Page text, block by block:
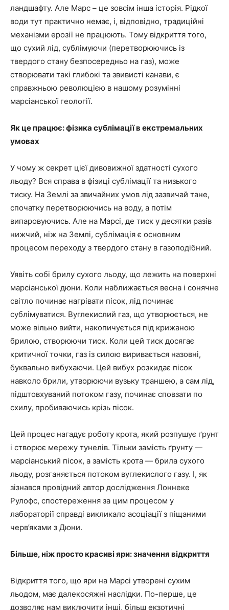
ландшафту. Але Марс – це зовсім інша історія. Рідкої
води тут практично немає, і, відповідно, традиційні
механізми ерозії не працюють. Тому відкриття того,
що сухий лід, сублімуючи (перетворюючись із
твердого стану безпосередньо на газ), може
створювати такі глибокі та звивисті канави, є
справжньою революцією в нашому розумінні
марсіанської геології.
Як це працює: фізика сублімації в екстремальних
умовах
У чому ж секрет цієї дивовижної здатності сухого
льоду? Вся справа в фізиці сублімації та низького
тиску. На Землі за звичайних умов лід зазвичай тане,
спочатку перетворюючись на воду, а потім
випаровуючись. Але на Марсі, де тиск у десятки разів
нижчий, ніж на Землі, сублімація є основним
процесом переходу з твердого стану в газоподібний.
Уявіть собі брилу сухого льоду, що лежить на поверхні
марсіанської дюни. Коли наближається весна і сонячне
світло починає нагрівати пісок, лід починає
сублімуватися. Вуглекислий газ, що утворюється, не
може вільно вийти, накопичується під крижаною
брилою, створюючи тиск. Коли цей тиск досягає
критичної точки, газ із силою виривається назовні,
буквально вибухаючи. Цей вибух розкидає пісок
навколо брили, утворюючи вузьку траншею, а сам лід,
підштовхуваний потоком газу, починає сповзати по
схилу, пробиваючись крізь пісок.
Цей процес нагадує роботу крота, який розпушує ґрунт
і створює мережу тунелів. Тільки замість ґрунту —
марсіанський пісок, а замість крота — брила сухого
льоду, розганяється потоком вуглекислого газу. І, як
зізнався провідний автор дослідження Лоннеке
Рулофс, спостереження за цим процесом у
лабораторії справді викликало асоціації з піщаними
черв’яками з Дюни.
Більше, ніж просто красиві яри: значення відкриття
Відкриття того, що яри на Марсі утворені сухим
льодом, має далекосяжні наслідки. По-перше, це
дозволяє нам виключити інші, більш екзотичні